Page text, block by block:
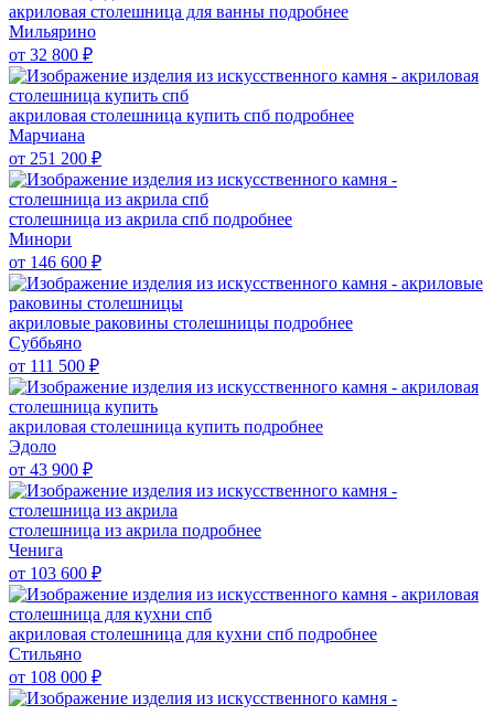
акриловая столешница для ванны подробнее
Мильярино
от 32 800 ₽
акриловая столешница купить спб подробнее
Марчиана
от 251 200 ₽
столешница из акрила спб подробнее
Минори
от 146 600 ₽
акриловые раковины столешницы подробнее
Суббьяно
от 111 500 ₽
акриловая столешница купить подробнее
Эдоло
от 43 900 ₽
столешница из акрила подробнее
Ченига
от 103 600 ₽
акриловая столешница для кухни спб подробнее
Стильяно
от 108 000 ₽